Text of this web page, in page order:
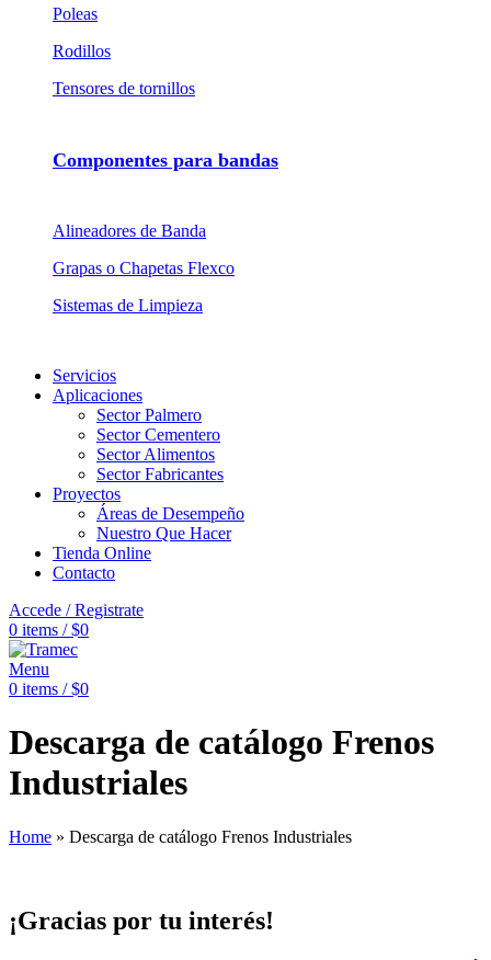
Poleas
Rodillos
Tensores de tornillos
Componentes para bandas
Alineadores de Banda
Grapas o Chapetas Flexco
Sistemas de Limpieza
Servicios
Aplicaciones
Sector Palmero
Sector Cementero
Sector Alimentos
Sector Fabricantes
Proyectos
Áreas de Desempeño
Nuestro Que Hacer
Tienda Online
Contacto
Accede / Registrate
0 items / $0
Menu
0 items / $0
Descarga de catálogo Frenos
Industriales
Home » Descarga de catálogo Frenos Industriales
¡Gracias por tu interés!